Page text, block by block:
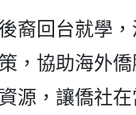
裔回台就學
，協助海外
源，讓僑社